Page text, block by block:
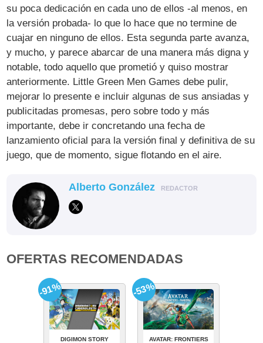
su poca dedicación en cada uno de ellos -al menos, en
la versión probada- lo que lo hace que no termine de
cuajar en ninguno de ellos. Esta segunda parte avanza,
y mucho, y parece abarcar de una manera más digna y
notable, todo aquello que prometió y quiso mostrar
anteriormente. Little Green Men Games debe pulir,
mejorar lo presente e incluir algunas de sus ansiadas y
publicitadas promesas, pero sobre todo y más
importante, debe ir concretando una fecha de
lanzamiento oficial para la versión final y definitiva de su
juego, que de momento, sigue flotando en el aire.
Alberto González REDACTOR
OFERTAS RECOMENDADAS
DIGIMON STORY
-91%
AVATAR: FRONTIERS
-53%